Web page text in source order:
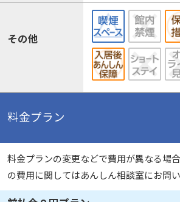
その他
料金プラン
料金プランの変更などで費用が異なる場
の費用に関してはあんしん相談室にお問